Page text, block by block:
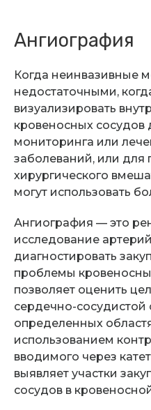
Ангиография
Когда неинвазивные
недостаточными,
визуализировать
кровеносных сосудов
мониторинга или
заболеваний, или для
хирургического
могут использовать
Ангиография — это
исследование
диагностировать
проблемы
позволяет оценить
сердечно-сосудистой
определенных
использованием
вводимого через
выявляет участки
сосудов в